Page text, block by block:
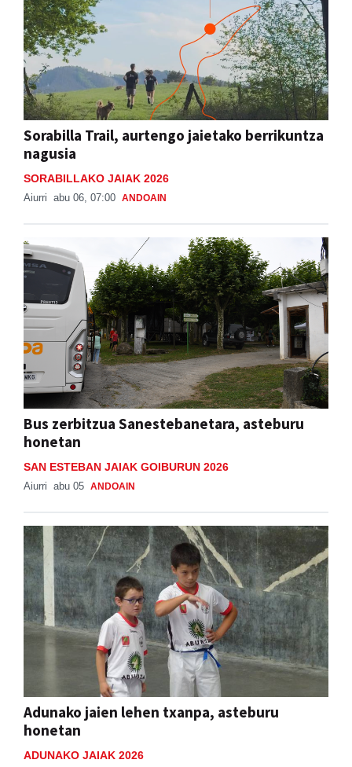
Sorabilla Trail, aurtengo jaietako berrikuntza
nagusia
SORABILLAKO JAIAK 2026
Aiurri abu 06, 07:00 ANDOAIN
Bus zerbitzua Sanestebanetara, asteburu
honetan
SAN ESTEBAN JAIAK GOIBURUN 2026
Aiurri abu 05 ANDOAIN
Adunako jaien lehen txanpa, asteburu
honetan
ADUNAKO JAIAK 2026